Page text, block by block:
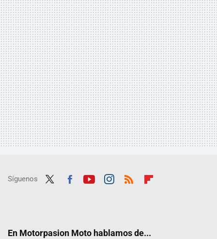
Síguenos
En Motorpasion Moto hablamos de...